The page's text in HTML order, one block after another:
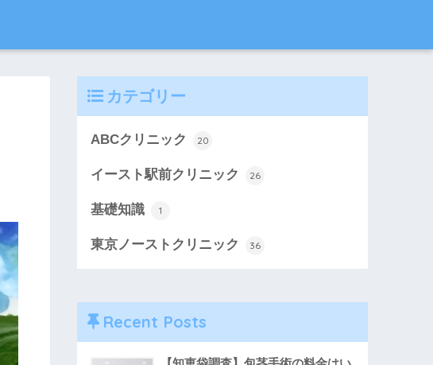
カテゴリー
ABCクリニック 20
イースト駅前クリニック 26
基礎知識 1
東京ノーストクリニック 36
Recent Posts